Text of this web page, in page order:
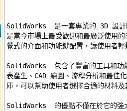
SolidWorks  是一套專業的 3D 設計
是當今市場上最受歡迎和最廣泛使
覺式的介面和功能鍵配置，讓使用者
SolidWorks  包含了豐富的工具和功
表產生、CAD 繪圖、流程分析和最佳
庫，可以幫助使用者選擇合適的材料
SolidWorks  的優點不僅在於它的強